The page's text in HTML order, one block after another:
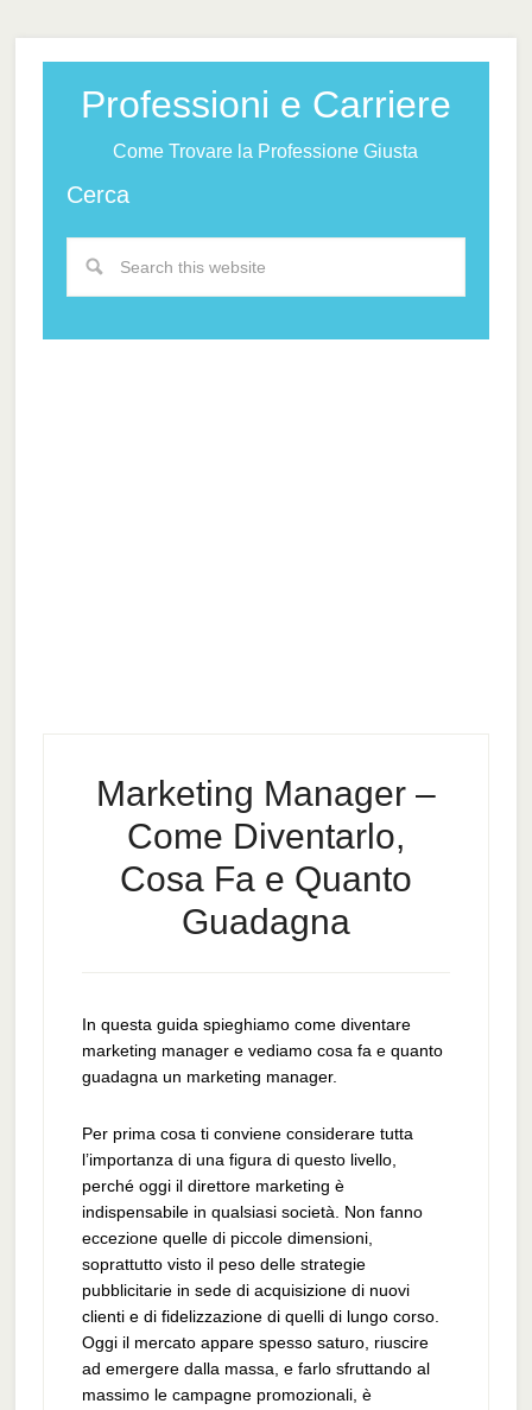
Professioni e Carriere
Come Trovare la Professione Giusta
Cerca
Marketing Manager –
Come Diventarlo,
Cosa Fa e Quanto
Guadagna
In questa guida spieghiamo come diventare
marketing manager e vediamo cosa fa e quanto
guadagna un marketing manager.
Per prima cosa ti conviene considerare tutta
l’importanza di una figura di questo livello,
perché oggi il direttore marketing è
indispensabile in qualsiasi società. Non fanno
eccezione quelle di piccole dimensioni,
soprattutto visto il peso delle strategie
pubblicitarie in sede di acquisizione di nuovi
clienti e di fidelizzazione di quelli di lungo corso.
Oggi il mercato appare spesso saturo, riuscire
ad emergere dalla massa, e farlo sfruttando al
massimo le campagne promozionali, è